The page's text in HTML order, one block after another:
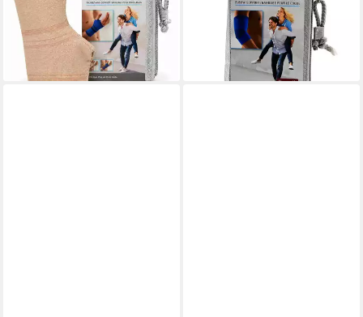
Band.XL haut
21,99 €
lieferbar - in 4-5 Werktagen bei dir
Ellenbogenbandage S blau, 1
14,09 €
lieferbar - in 4-5 Werktagen bei dir